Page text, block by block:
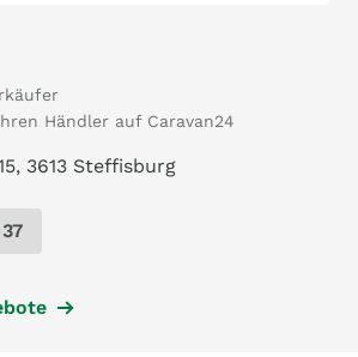
Händler auf Caravan24
3613 Steffisburg